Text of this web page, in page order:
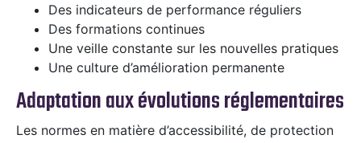
Des indicateurs de performance réguliers
Des formations continues
Une veille constante sur les nouvelles pratiques
Une culture d’amélioration permanente
Adaptation aux évolutions réglementaires
Les normes en matière d’accessibilité, de protection